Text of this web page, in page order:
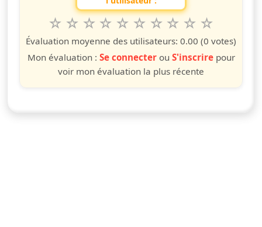
questo spettacolo da 1 a 10 étoiles
10
étoiles
9
étoiles
8
étoiles
7
étoiles
6
étoiles
5
étoiles
4
étoiles
3
étoiles
2
étoiles
étoile
Évaluation moyenne des utilisateurs: 0.00 (0 votes)
Mon évaluation : Se connecterou S'inscrirepour
voir mon évaluation la plus récente